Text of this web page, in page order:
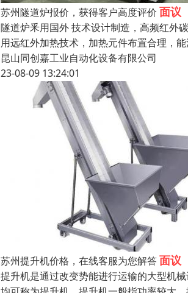
苏州隧道炉报价，获得客户高度评价 面议
隧道炉釆用国外 技术设计制造，高频红外
用远红外加热技术，加热元件布置合理，
昆山同创嘉工业自动化设备有限公司
23-08-09 13:24:01
苏州提升机价格，在线客服为您解答面议
提升机是通过改变势能进行运输的大型机